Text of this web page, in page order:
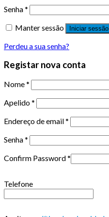
Senha*
Manter sessão
Iniciar sessão
Perdeu a sua senha?
Registar nova conta
Nome*
Apelido*
Endereço de email*
Senha*
Confirm Password*
Telefone